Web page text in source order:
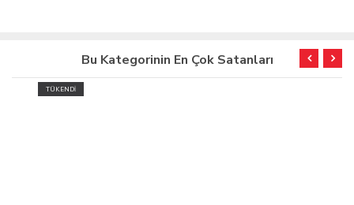
Bu Kategorinin En Çok Satanları
TÜKENDİ